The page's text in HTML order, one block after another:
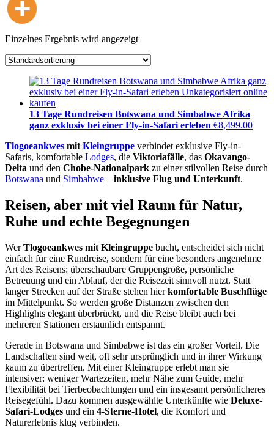
Einzelnes Ergebnis wird angezeigt
13 Tage Rundreisen Botswana und Simbabwe Afrika
ganz exklusiv bei einer Fly-in-Safari erleben €8,499.00
Tlogoeankwes mit Kleingruppe verbindet exklusive Fly-in-
Safaris, komfortable Lodges, die Viktoriafälle, das Okavango-
Delta und den Chobe-Nationalpark zu einer stilvollen Reise durch
Botswana und Simbabwe – inklusive Flug und Unterkunft.
Reisen, aber mit viel Raum für Natur,
Ruhe und echte Begegnungen
WerTlogoeankwes mit Kleingruppe bucht, entscheidet sich nicht
einfach für eine Rundreise, sondern für eine besonders angenehme
Art des Reisens: überschaubare Gruppengröße, persönliche
Betreuung und ein Ablauf, der die Reisezeit sinnvoll nutzt. Statt
langer Strecken auf der Straße stehen hierkomfortable Buschflüge
im Mittelpunkt. So werden große Distanzen zwischen den
Highlights elegant überbrückt, und die Reise bleibt auch bei
mehreren Stationen erstaunlich entspannt.
Gerade in Botswana und Simbabwe ist das ein großer Vorteil. Die
Landschaften sind weit, oft sehr ursprünglich und in ihrer Wirkung
kaum zu übertreffen. Mit einer Kleingruppe erlebt man sie
intensiver: weniger Wartezeiten, mehr Nähe zum Guide, mehr
Flexibilität bei Tierbeobachtungen und ein insgesamt persönlicheres
Reisegefühl. Dazu kommen ausgewählte Unterkünfte wie Deluxe-
Safari-Lodges und ein 4-Sterne-Hotel, die Komfort und
Naturerlebnis klug verbinden.